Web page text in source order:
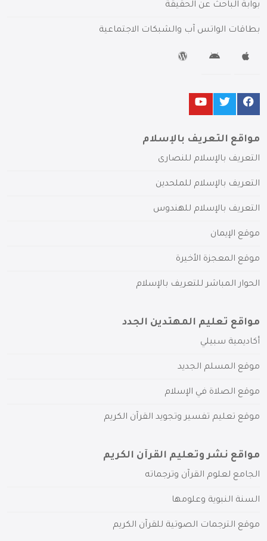
بوابة الباحث عن الحقيقة
بطاقات الواتس آب والشبكات الاجتماعية
مواقع التعريف بالإسلام
التعريف بالإسلام للنصارى
التعريف بالإسلام للملحدين
التعريف بالإسلام للهندوس
موقع الإيمان
موقع المعجزة الأخيرة
الحوار المباشر للتعريف بالإسلام
مواقع تعليم المهتدين الجدد
أكاديمية سبيلي
موقع المسلم الجديد
موقع الصلاة في الإسلام
موقع تعليم تفسير وتجويد القرآن الكريم
مواقع نشر وتعليم القرآن الكريم
الجامع لعلوم القرآن وترجماته
السنة النبوية وعلومها
موقع الترجمات الصوتية للقرآن الكريم